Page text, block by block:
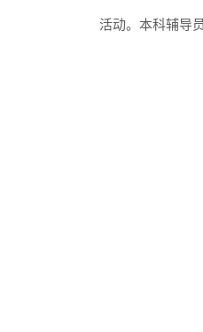
活动。本科辅导